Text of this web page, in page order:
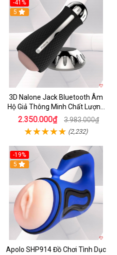
-41%
5
3D Nalone Jack Bluetooth Âm
Hộ Giả Thông Minh Chất Lượng
Cao
2.350.000₫ 3.983.000₫
(2,232)
-19%
5
Apolo SHP914 Đồ Chơi Tình Dục